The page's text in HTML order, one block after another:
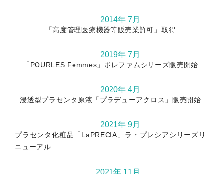
2014年 7月
「高度管理医療機器等販売業許可」取得
2019年 7月
「POURLES Femmes」ポレファムシリーズ販売開始
2020年 4月
浸透型プラセンタ原液「プラデューアクロス」販売開始
2021年 9月
プラセンタ化粧品「LaPRECIA」ラ・プレシアシリーズリ
ニューアル
2021年 11月